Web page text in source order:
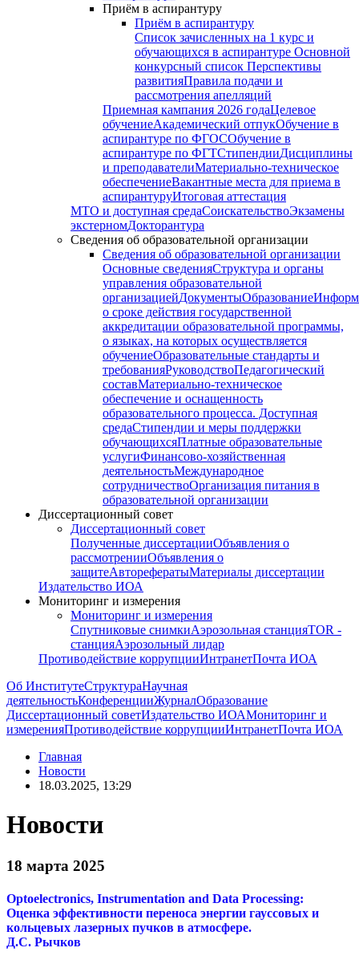
Приём в аспирантуру
Приём в аспирантуру
Список зачисленных на 1 курс и
обучающихся в аспирантуре Основной
конкурсный список Перспективы
развитияПравила подачи и
рассмотрения апелляций
Приемная кампания 2026 годаЦелевое
обучениеАкадемический отпукОбучение в
аспирантуре по ФГОСОбучение в
аспирантуре по ФГТСтипендииДисциплины
и преподавателиМатериально-техническое
обеспечениеВакантные места для приема в
аспирантуруИтоговая аттестация
МТО и доступная средаСоискательствоЭкзамены
экстерномДокторантура
Сведения об образовательной организации
Сведения об образовательной организации
Основные сведенияСтруктура и органы
управления образовательной
организациейДокументыОбразование
о сроке действия государственной
аккредитации образовательной программы,
о языках, на которых осуществляется
обучениеОбразовательные стандарты и
требованияРуководствоПедагогический
составМатериально-техническое
обеспечение и оснащенность
образовательного процесса. Доступная
средаСтипендии и меры поддержки
обучающихсяПлатные образовательные
услугиФинансово-хозяйственная
деятельностьМеждународное
сотрудничествоОрганизация питания в
образовательной организации
Диссертационный совет
Диссертационный совет
Полученные диссертацииОбъявления о
рассмотренииОбъявления о
защитеАвторефератыМатериалы диссертации
Издательство ИОА
Мониторинг и измерения
Мониторинг и измерения
Спутниковые снимкиАэрозольная станцияTOR -
станцияАэрозольный лидар
Противодействие коррупцииИнтранетПочта ИОА
Об ИнститутеСтруктураНаучная
деятельностьКонференцииЖурналОбразование
Диссертационный советИздательство ИОАМониторинг и
измеренияПротиводействие коррупцииИнтранетПочта ИОА
Главная
Новости
18.03.2025, 13:29
Новости
18 марта 2025
Optoelectronics, Instrumentation and Data Processing:
Оценка эффективности переноса энергии гауссовых и
кольцевых лазерных пучков в атмосфере.
Д.С. Рычков